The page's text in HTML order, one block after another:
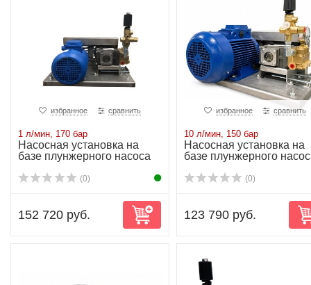
избранное сравнить
1 л/мин, 170 бар
Насосная установка на
базе плунжерного насоса
(0)
152 720 руб.
избранное сравнить
10 л/мин, 150 бар
Насосная установка на
базе плунжерного
(0)
123 790 руб.